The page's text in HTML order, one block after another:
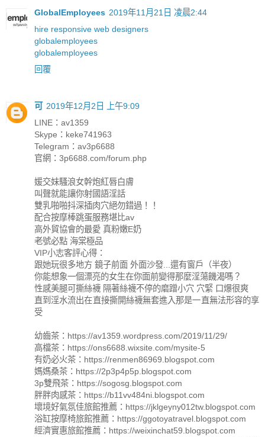
GlobalEmployees 2019年11月21日 凌晨2:44
hire responsive web designers
globalemployees
globalemployees
回覆
可
2019年12月2日 上午9:09
LINE：av1359
Skype：keke741963
Telegram：av3p6688
官網：3p6688.com/forum.php
媛交妹騷浪女幹炮紅唇白膚
叫聲就能讓你射國語淫話
雙乳啪啪抖深插肉穴絕勿錯過！！
配合按摩棒跳蛋服務堪比av
高外貿協會的最愛 真粉嫩E奶
老號必點 海棠極品
VIP小志客評心得：
跟她玩很多地方 鏡子前面 外面沙發...還有窗戶（半夜）
你能想象一個漂亮的女生在你面前變得那麼淫蕩饑渴嗎？
性感美腿可撕絲襪 隔著絲襪不停的磨蹭小穴 穴緊 口爆很爽
直到淫水流出在直接撕開絲襪無套進入那是一直無法形容的享
受
幼齒茶：https://av1359.wordpress.com/2019/11/29/
高檔茶：https://ons6688.wixsite.com/mysite-5
有奶必火茶：https://renmen86969.blogspot.com
媽媽桑茶：https://2p3p4p5p.blogspot.com
3p雙飛茶：https://sogosg.blogspot.com
胖胖肉感茶：https://b11vv484ni.blogspot.com
壞境好氣氛佳旅館推薦：https://jklgeyny012tw.blogspot.com
浴缸按摩椅旅館推薦：https://ggotoyatravel.blogspot.com
經濟實惠旅館推薦：https://weixinchat59.blogspot.com